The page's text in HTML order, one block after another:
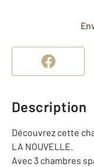
Description
Découvrez cette
LA NOUVELLE.
Avec 3 chambres